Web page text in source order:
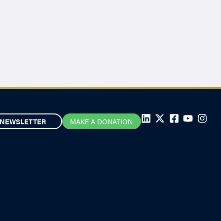
NEWSLETTER MAKE A DONATION